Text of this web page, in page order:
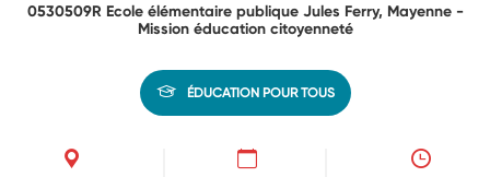
0530509R Ecole élémentaire publique Jules Ferry, Mayenne -
Mission éducation citoyenneté
ÉDUCATION POUR TOUS